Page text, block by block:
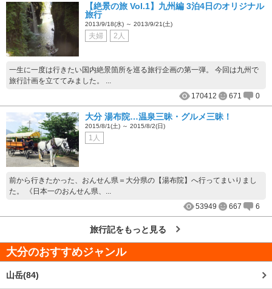
【絶景の旅 Vol.1】九州編 3泊4日のオリジナル
旅行
2013/9/18(水) ～ 2013/9/21(土)
夫婦 2人
一生に一度は行きたい国内絶景箇所を巡る旅行企画の第一弾。 今回は九州で
旅行計画を立ててみました。 ...
170412
671 0
大分 湯布院…温泉三昧・グルメ三昧！
2015/8/1(土) ～ 2015/8/2(日)
1人
前から行きたかった、おんせん県＝大分県の【湯布院】へ行ってまいりまし
た。 《日本一のおんせん県、...
53949
667 6
旅行記をもっと見る
大分のおすすめジャンル
山岳(84)